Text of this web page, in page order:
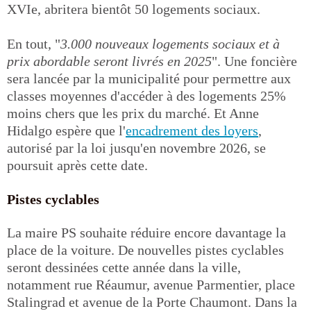
XVIe, abritera bientôt 50 logements sociaux.
En tout, "3.000 nouveaux logements sociaux et à
prix abordable seront livrés en 2025". Une foncière
sera lancée par la municipalité pour permettre aux
classes moyennes d'accéder à des logements 25%
moins chers que les prix du marché. Et Anne
Hidalgo espère que l'encadrement des loyers,
autorisé par la loi jusqu'en novembre 2026, se
poursuit après cette date.
Pistes cyclables
La maire PS souhaite réduire encore davantage la
place de la voiture. De nouvelles pistes cyclables
seront dessinées cette année dans la ville,
notamment rue Réaumur, avenue Parmentier, place
Stalingrad et avenue de la Porte Chaumont. Dans la